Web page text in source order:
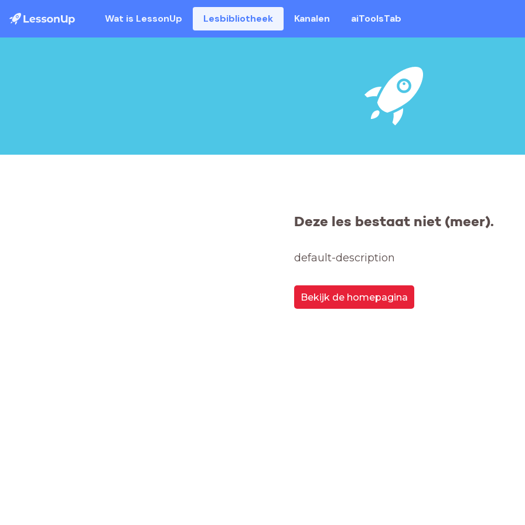
Wat is LessonUp Lesbibliotheek Kanalen aiToolsTab
Deze les bestaat niet (meer).
default-description
Bekijk de homepagina